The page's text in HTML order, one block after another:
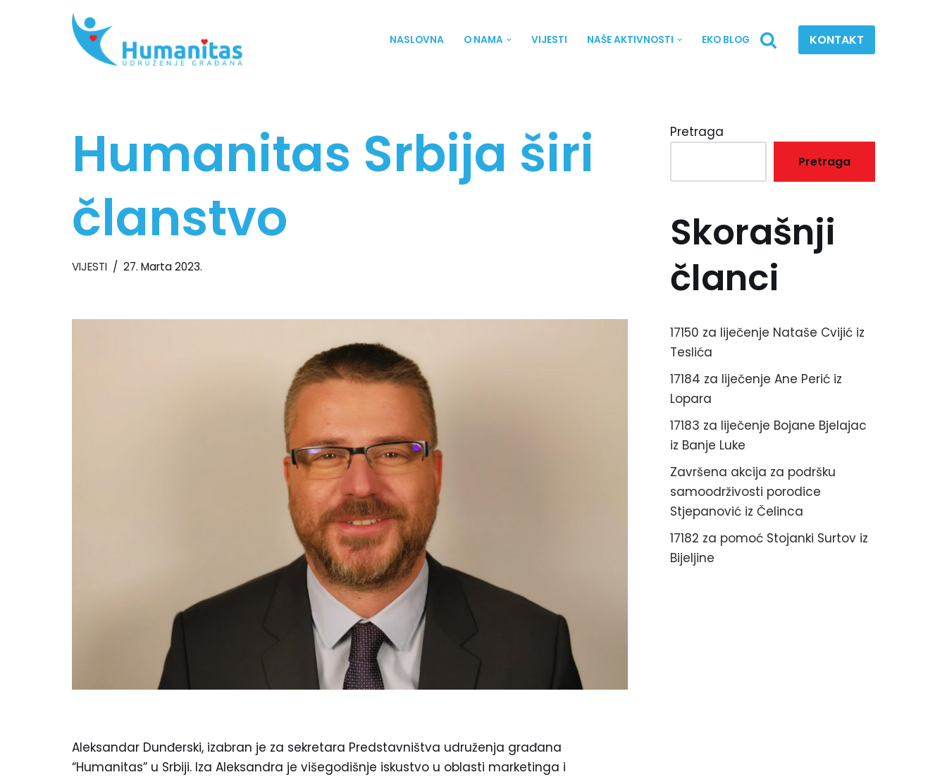
NASLOVNA O NAMA VIJESTI NAŠE AKTIVNOSTI EKO BLOG KONTAKT
Humanitas Srbija širi
članstvo
VIJESTI 27. Marta 2023.
Aleksandar Dunđerski, izabran je za sekretara Predstavništva udruženja građana
“Humanitas” u Srbiji. Iza Aleksandra je višegodišnje iskustvo u oblasti marketinga i
Pretraga
Pretraga
Skorašnji
članci
17150 za liječenje Nataše Cvijić iz
Teslića
17184 za liječenje Ane Perić iz
Lopara
17183 za liječenje Bojane Bjelajac
iz Banje Luke
Završena akcija za podršku
samoodrživosti porodice
Stjepanović iz Čelinca
17182 za pomoć Stojanki Surtov iz
Bijeljine